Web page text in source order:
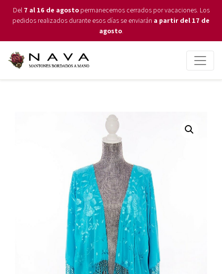
Del 7 al 16 de agostopermanecemos cerrados por vacaciones. Los
pedidos realizados durante esos días se enviarán a partir del 17 de
agosto.